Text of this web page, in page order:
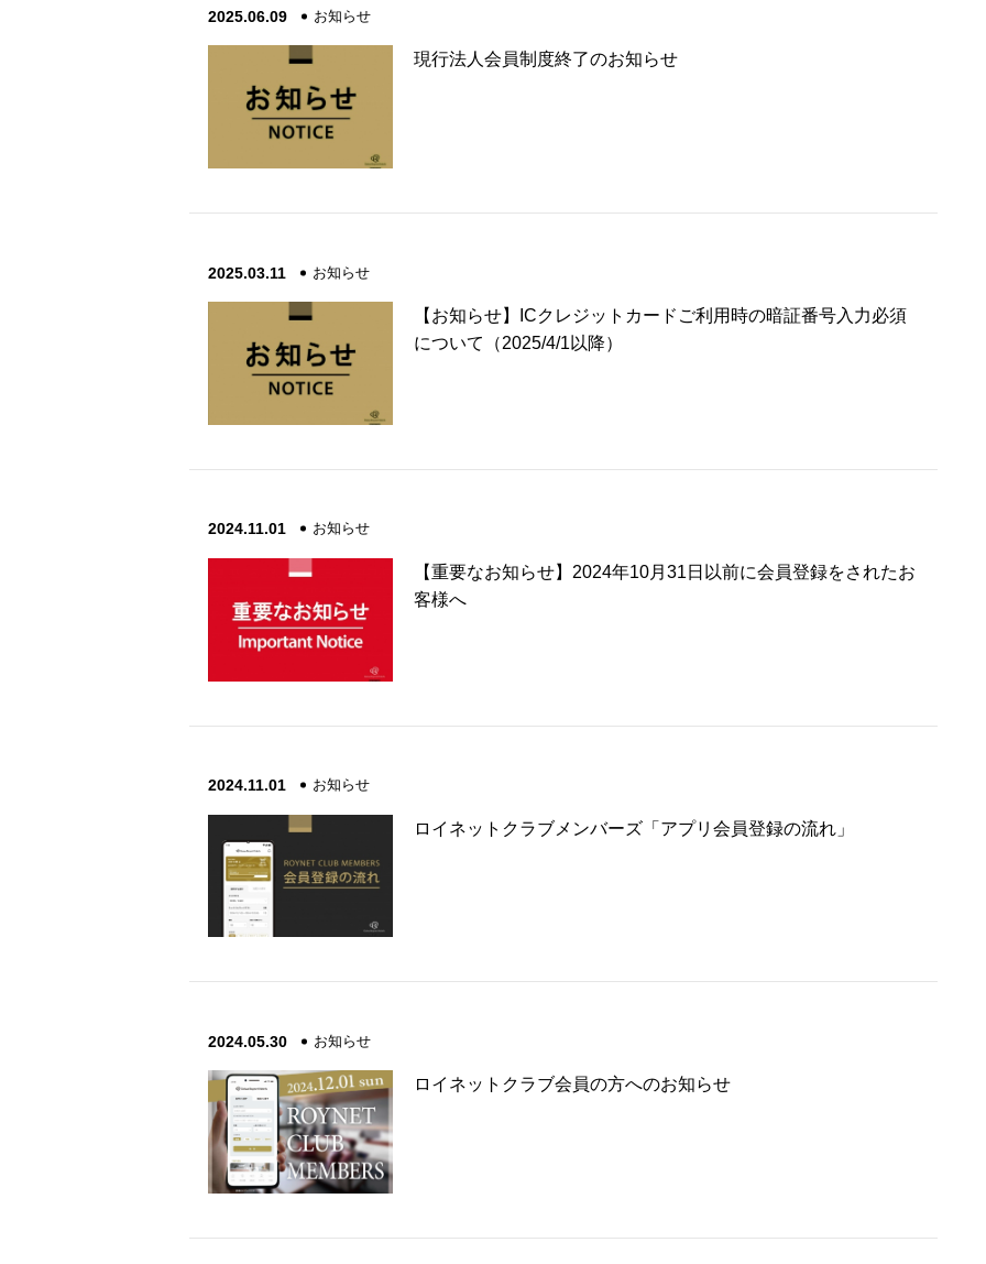
2025.06.09 お知らせ
現行法人会員制度終了のお知らせ
2025.03.11 お知らせ
【お知らせ】ICクレジットカードご利用時の暗証番号入力必須
について（2025/4/1以降）
2024.11.01 お知らせ
【重要なお知らせ】2024年10月31日以前に会員登録をされたお
客様へ
2024.11.01 お知らせ
ロイネットクラブメンバーズ「アプリ会員登録の流れ」
2024.05.30 お知らせ
ロイネットクラブ会員の方へのお知らせ